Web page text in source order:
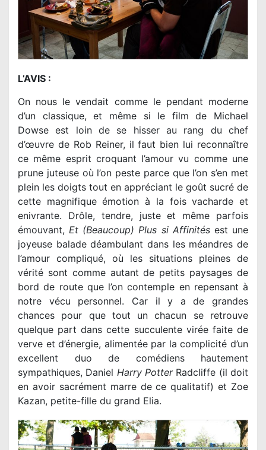
L’AVIS :
On nous le vendait comme le pendant moderne
d’un classique, et même si le film de Michael
Dowse est loin de se hisser au rang du chef
d’œuvre de Rob Reiner, il faut bien lui reconnaître
ce même esprit croquant l’amour vu comme une
prune juteuse où l’on peste parce que l’on s’en met
plein les doigts tout en appréciant le goût sucré de
cette magnifique émotion à la fois vacharde et
enivrante. Drôle, tendre, juste et même parfois
émouvant, Et (Beaucoup) Plus si Affinitésest une
joyeuse balade déambulant dans les méandres de
l’amour compliqué, où les situations pleines de
vérité sont comme autant de petits paysages de
bord de route que l’on contemple en repensant à
notre vécu personnel. Car il y a de grandes
chances pour que tout un chacun se retrouve
quelque part dans cette succulente virée faite de
verve et d’énergie, alimentée par la complicité d’un
excellent duo de comédiens hautement
sympathiques, Daniel Harry PotterRadcliffe (il doit
en avoir sacrément marre de ce qualitatif) et Zoe
Kazan, petite-fille du grand Elia.